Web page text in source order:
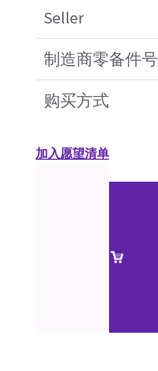
Seller
制造商零备件号
购买方式
加入愿望清单